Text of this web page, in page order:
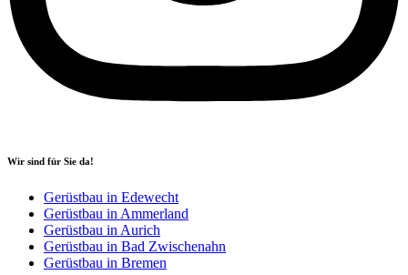
Wir sind für Sie da!
Gerüstbau in Edewecht
Gerüstbau in Ammerland
Gerüstbau in Aurich
Gerüstbau in Bad Zwischenahn
Gerüstbau in Bremen